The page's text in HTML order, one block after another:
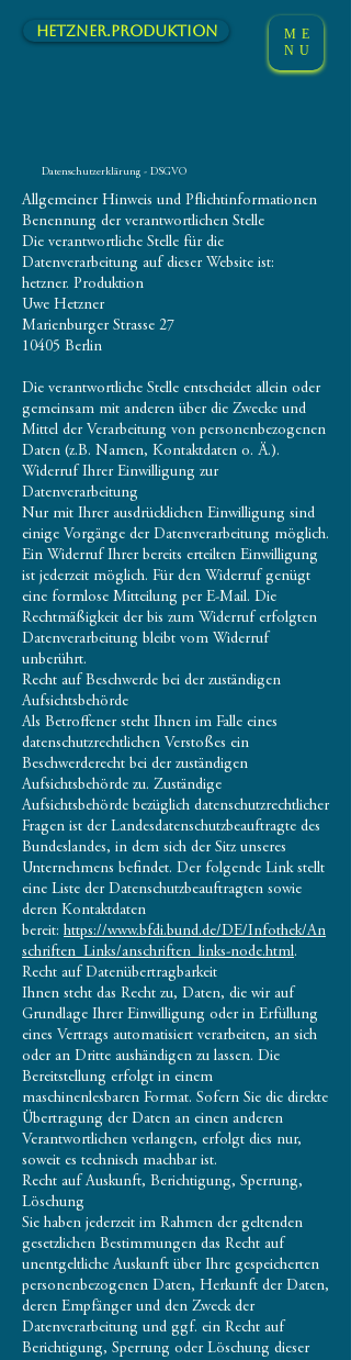
hetzner.Produktion
ME
NU
Datenschutzerklärung - DSGVO
Allgemeiner Hinweis und Pflichtinformationen
Benennung der verantwortlichen Stelle
Die verantwortliche Stelle für die
Datenverarbeitung auf dieser Website ist:
hetzner. Produktion
Uwe Hetzner
Marienburger Strasse 27
10405 Berlin
Die verantwortliche Stelle entscheidet allein oder
gemeinsam mit anderen über die Zwecke und
Mittel der Verarbeitung von personenbezogenen
Daten (z.B. Namen, Kontaktdaten o. Ä.).
Widerruf Ihrer Einwilligung zur
Datenverarbeitung
Nur mit Ihrer ausdrücklichen Einwilligung sind
einige Vorgänge der Datenverarbeitung möglich.
Ein Widerruf Ihrer bereits erteilten Einwilligung
ist jederzeit möglich. Für den Widerruf genügt
eine formlose Mitteilung per E-Mail. Die
Rechtmäßigkeit der bis zum Widerruf erfolgten
Datenverarbeitung bleibt vom Widerruf
unberührt.
Recht auf Beschwerde bei der zuständigen
Aufsichtsbehörde
Als Betroffener steht Ihnen im Falle eines
datenschutzrechtlichen Verstoßes ein
Beschwerderecht bei der zuständigen
Aufsichtsbehörde zu. Zuständige
Aufsichtsbehörde bezüglich datenschutzrechtlicher
Fragen ist der Landesdatenschutzbeauftragte des
Bundeslandes, in dem sich der Sitz unseres
Unternehmens befindet. Der folgende Link stellt
eine Liste der Datenschutzbeauftragten sowie
deren Kontaktdaten
bereit: https://www.bfdi.bund.de/DE/Infothek/An
schriften_Links/anschriften_links-node.html.
Recht auf Datenübertragbarkeit
Ihnen steht das Recht zu, Daten, die wir auf
Grundlage Ihrer Einwilligung oder in Erfüllung
eines Vertrags automatisiert verarbeiten, an sich
oder an Dritte aushändigen zu lassen. Die
Bereitstellung erfolgt in einem
maschinenlesbaren Format. Sofern Sie die direkte
Übertragung der Daten an einen anderen
Verantwortlichen verlangen, erfolgt dies nur,
soweit es technisch machbar ist.
Recht auf Auskunft, Berichtigung, Sperrung,
Löschung
Sie haben jederzeit im Rahmen der geltenden
gesetzlichen Bestimmungen das Recht auf
unentgeltliche Auskunft über Ihre gespeicherten
personenbezogenen Daten, Herkunft der Daten,
deren Empfänger und den Zweck der
Datenverarbeitung und ggf. ein Recht auf
Berichtigung, Sperrung oder Löschung dieser